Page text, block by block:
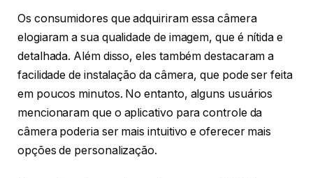
Os consumidores que adquiriram essa câmera
elogiaram a sua qualidade de imagem, que é nítida e
detalhada. Além disso, eles também destacaram a
facilidade de instalação da câmera, que pode ser feita
em poucos minutos. No entanto, alguns usuários
mencionaram que o aplicativo para controle da
câmera poderia ser mais intuitivo e oferecer mais
opções de personalização.